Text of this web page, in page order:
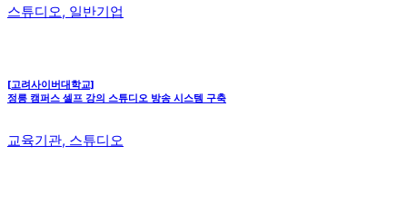
스튜디오, 일반기업
[고려사이버대학교]
정릉 캠퍼스 셀프 강의 스튜디오 방송 시스템 구축
교육기관, 스튜디오